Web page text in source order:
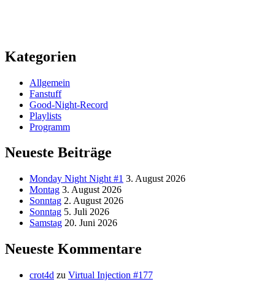
Kategorien
Allgemein
Fanstuff
Good-Night-Record
Playlists
Programm
Neueste Beiträge
Monday Night Night #1 3. August 2026
Montag 3. August 2026
Sonntag 2. August 2026
Sonntag 5. Juli 2026
Samstag 20. Juni 2026
Neueste Kommentare
crot4d zu Virtual Injection #177